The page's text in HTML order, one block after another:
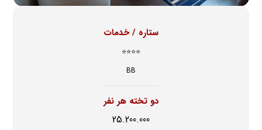
ستاره / خدمات
⭐⭐⭐⭐
BB
دو تخته هر نفر
25.200.000